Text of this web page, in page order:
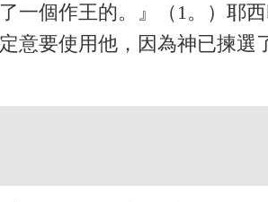
一個作王的。』（1。）耶
意要使用他，因為神已揀選